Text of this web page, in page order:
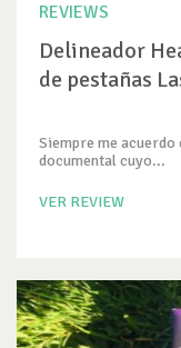
REVIEWS
Delineador
de pestañas
Siempre me acuerdo
documental cuyo...
VER REVIEW